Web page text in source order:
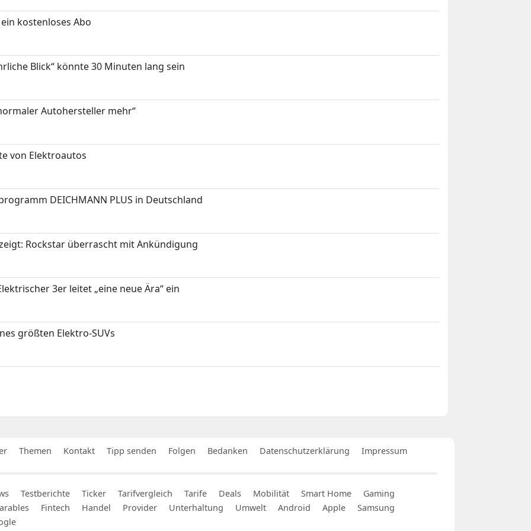
kostenloses Abo
Blick“ könnte 30 Minuten lang sein
Autohersteller mehr“
von Elektroautos
DEICHMANN PLUS in Deutschland
Rockstar überrascht mit Ankündigung
3er leitet „eine neue Ära“ ein
größten Elektro-SUVs
Themen Kontakt Tipp senden Folgen Bedanken Datenschutzerklärung Impressum
Testberichte Ticker Tarifvergleich Tarife Deals Mobilität Smart Home
Gaming
Fintech Handel Provider Unterhaltung Umwelt Android Apple
Samsung